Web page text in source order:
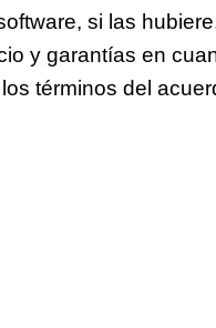
si las
y garantías en
términos del